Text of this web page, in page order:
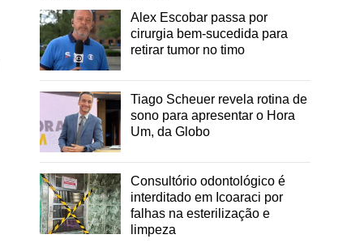
Alex Escobar passa por
cirurgia bem-sucedida para
retirar tumor no timo
Tiago Scheuer revela rotina de
sono para apresentar o Hora
Um, da Globo
Consultório odontológico é
interditado em Icoaraci por
falhas na esterilização e
limpeza